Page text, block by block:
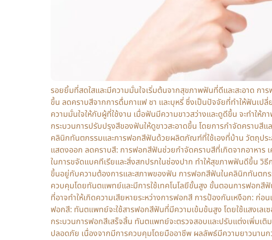
รอยยิ้มที่สดใสและมีความมั่นใจเริ่มต้นจากสุขภาพฟันที่ดีและสะอาด ก
ขึ้น ลดคราบสีจากการดื่มกาแฟ ชา และบุหรี่ ซึ่งเป็นปัจจัยที่ทำให้ฟันเ
ความมั่นใจให้กับผู้ที่ใช้งาน เมื่อฟันมีความขาวสว่างและดูดีขึ้น จะทำ
กระบวนการปรับปรุงสีของฟันให้ดูขาวสะอาดขึ้น โดยการกำจัดคราบ
คลินิกทันตกรรมและการฟอกสีฟันด้วยผลิตภัณฑ์ที่ใช้เองที่บ้าน วัตถุปร
แสดงออก ลดคราบสี: การฟอกสีฟันช่วยกำจัดคราบสีที่เกิดจากอาหา
ในการขจัดแบคทีเรียและสิ่งสกปรกในช่องปาก ทำให้สุขภาพฟันดีขึ้น
ขึ้นอยู่กับความต้องการและสภาพของฟัน การฟอกสีฟันในคลินิกทันตก
ควบคุมโดยทันตแพทย์และมีการใช้เทคโนโลยีขั้นสูง ขั้นตอนการฟอกสี
ที่อาจทำให้เกิดความเสียหายระหว่างการฟอกสี การป้องกันเหงือก:
ฟอกสี: ทันตแพทย์จะใช้สารฟอกสีฟันที่มีความเข้มข้นสูง โดยใช้แสงเล
กระบวนการฟอกสีเสร็จสิ้น ทันตแพทย์จะตรวจสอบและปรับแต่งเพิ่มเ
ปลอดภัย เนื่องจากมีการควบคุมโดยมืออาชีพ ผลลัพธ์มีความยาวนานก